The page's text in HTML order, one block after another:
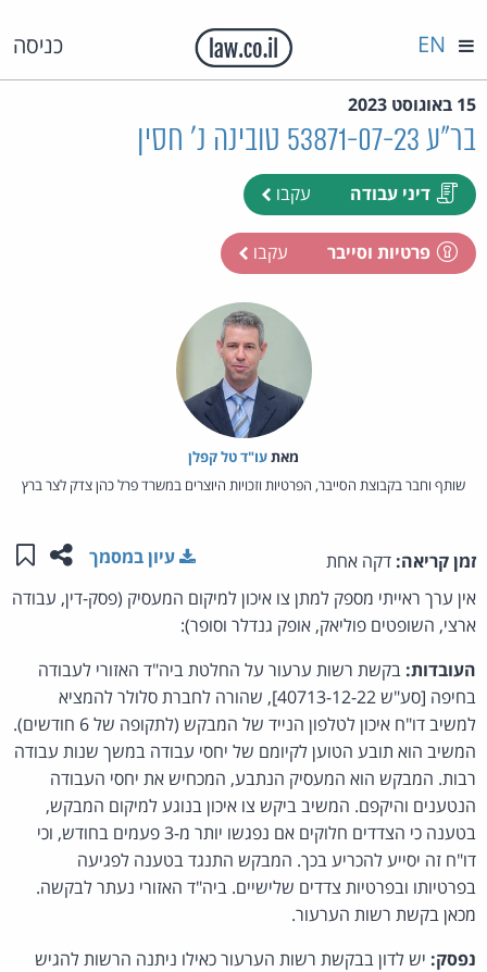
כניסה EN
15 באוגוסט 2023
בר"ע 53871-07-23 טובינה נ' חסין
דיני עבודה עקבו
פרטיות וסייבר עקבו
מאת‏עו"ד טל קפלן
שותף וחבר בקבוצת הסייבר, הפרטיות וזכויות היוצרים במשרד פרל כהן צדק לצר ברץ
זמן קריאה: דקה אחת שתפו
עיון במסמך
אין ערך ראייתי מספק למתן צו איכון למיקום המעסיק (פסק-דין, עבודה
ארצי, השופטים פוליאק, אופק גנדלר וסופר):
העובדות: בקשת רשות ערעור על החלטת ביה"ד האזורי לעבודה
בחיפה [סע"ש 40713-12-22], שהורה לחברת סלולר להמציא
למשיב דו"ח איכון לטלפון הנייד של המבקש (לתקופה של 6 חודשים).
המשיב הוא תובע הטוען לקיומם של יחסי עבודה במשך שנות עבודה
רבות. המבקש הוא המעסיק הנתבע, המכחיש את יחסי העבודה
הנטענים והיקפם. המשיב ביקש צו איכון בנוגע למיקום המבקש,
בטענה כי הצדדים חלוקים אם נפגשו יותר מ-3 פעמים בחודש, וכי
דו"ח זה יסייע להכריע בכך. המבקש התנגד בטענה לפגיעה
בפרטיותו ובפרטיות צדדים שלישיים. ביה"ד האזורי נעתר לבקשה.
מכאן בקשת רשות הערעור.
נפסק: יש לדון בבקשת רשות הערעור כאילו ניתנה הרשות להגיש